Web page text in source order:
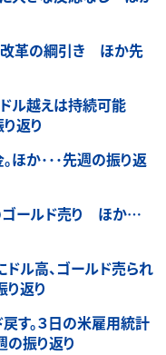
改革の綱引き ほか先
ル越えは持続可能
返り
ほか･･･先週の振り返
ゴールド売り ほか…
ル高、ゴールド売られ
返り
す。３日の米雇用統計
振り返り